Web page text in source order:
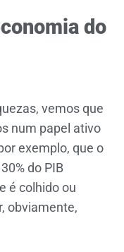
do
vemos que
num papel ativo
exemplo, que o
do PIB
é colhido ou
obviamente,